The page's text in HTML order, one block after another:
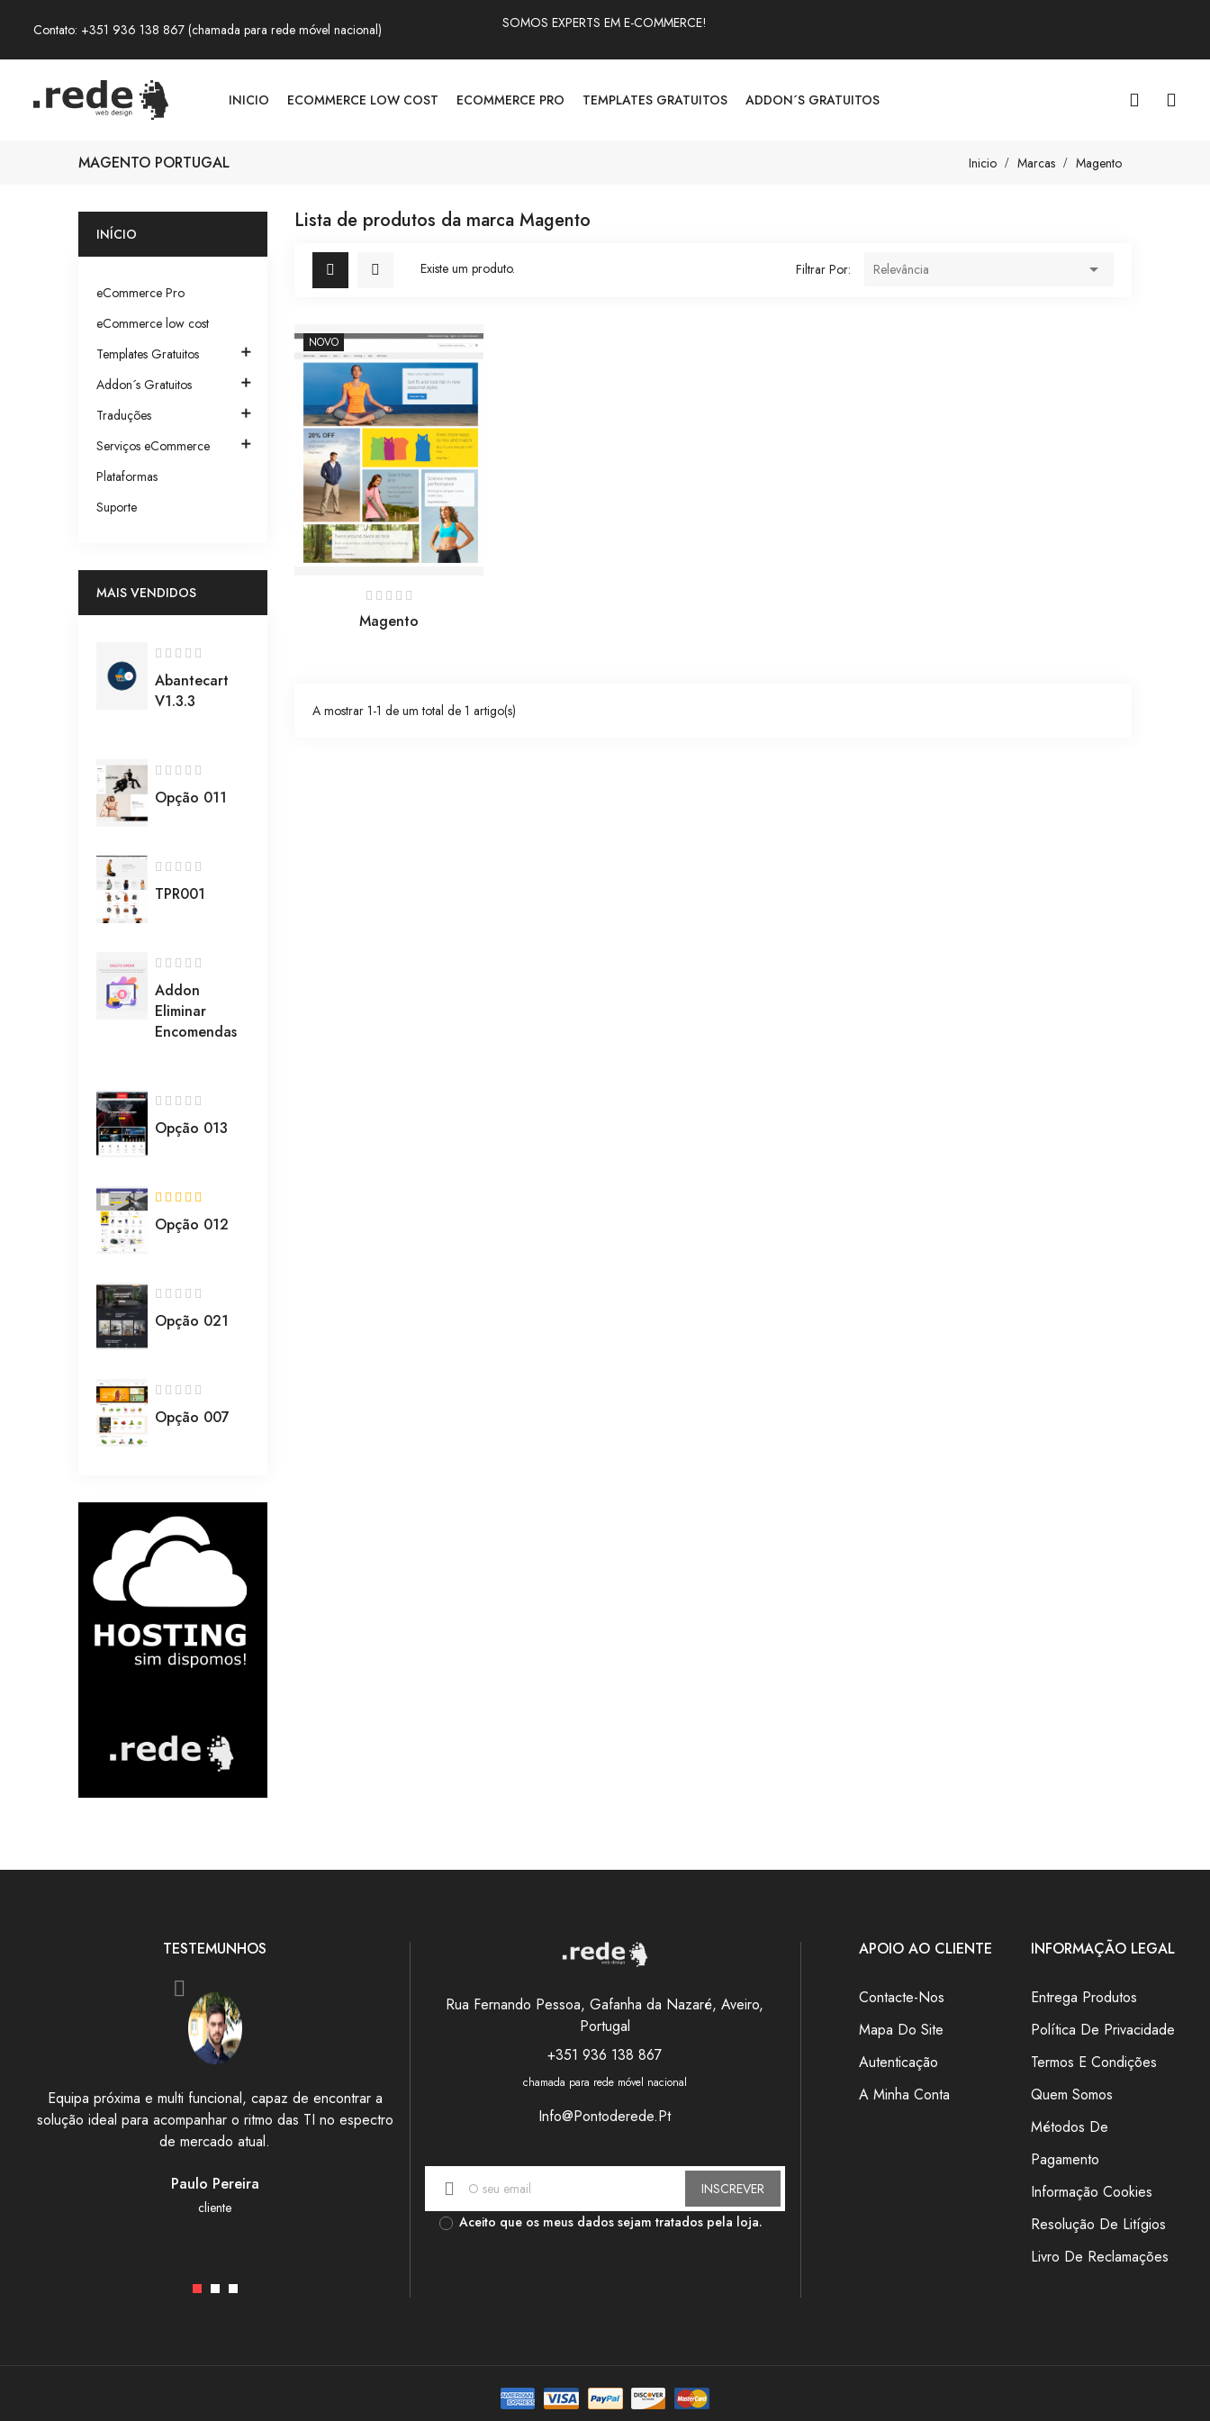
Contato: +351 936 138 867 (chamada para rede móvel nacional) SOMOS EXPERTS EM E-COMMERCE!
INICIO ECOMMERCE LOW COST ECOMMERCE PRO TEMPLATES GRATUITOS ADDON´S GRATUITOS
MAGENTO PORTUGAL Inicio Marcas Magento
INÍCIO
eCommerce Pro
eCommerce low cost
Templates Gratuitos

Addon´s Gratuitos 
Traduções 
Serviços eCommerce 
Plataformas
Suporte
MAIS VENDIDOS
Abantecart
V1.3.3
Opção 011
TPR001
Addon
Eliminar
Encomendas
Opção 013
Opção 012
Opção 021
Opção 007
Lista de produtos da marca Magento
Existe um produto. Filtrar Por: Relevância 
NOVO
Magento
A mostrar 1-1 de um total de 1 artigo(s)
TESTEMUNHOS
Equipa próxima e multi funcional, capaz de encontrar a
solução ideal para acompanhar o ritmo das TI no espectro
de mercado atual.
Paulo Pereira
cliente
cliente
Já somos clientes há mais de um ano e estamos muito
satisfeitos. Excelente relação preço-qualidade, rapidez e
porque confiamos no pontoderede. Excelente equipa!
Recomendamos vivamente! Obrigada pontoderede.
Rua Fernando Pessoa, Gafanha da Nazaré, Aveiro,
Portugal
+351 936 138 867
chamada para rede móvel nacional
Info@pontoderede.pt
INSCREVER
Aceito que os meus dados sejam tratados pela loja.
APOIO AO CLIENTE
Contacte-Nos
Mapa Do Site
Autenticação
A Minha Conta
INFORMAÇÃO LEGAL
Entrega Produtos
Política De Privacidade
Termos E Condições
Quem Somos
Métodos De
Pagamento
Informação Cookies
Resolução De Litígios
Livro De Reclamações